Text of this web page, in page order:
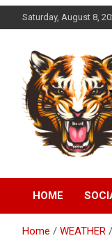
to
Saturday, August 8,
हलचल)
HOME
Home WEATHER